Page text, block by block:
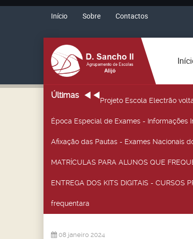
Início Sobre Contactos
Últimas
Projeto Escola Electrão
Época Especial de Exames - Informações
Afixação das Pautas - Exames Nacionais
MATRÍCULAS PARA ALUNOS QUE
ENTREGA DOS KITS DIGITAIS - CURSOS
frequentara
08 janeiro 2024